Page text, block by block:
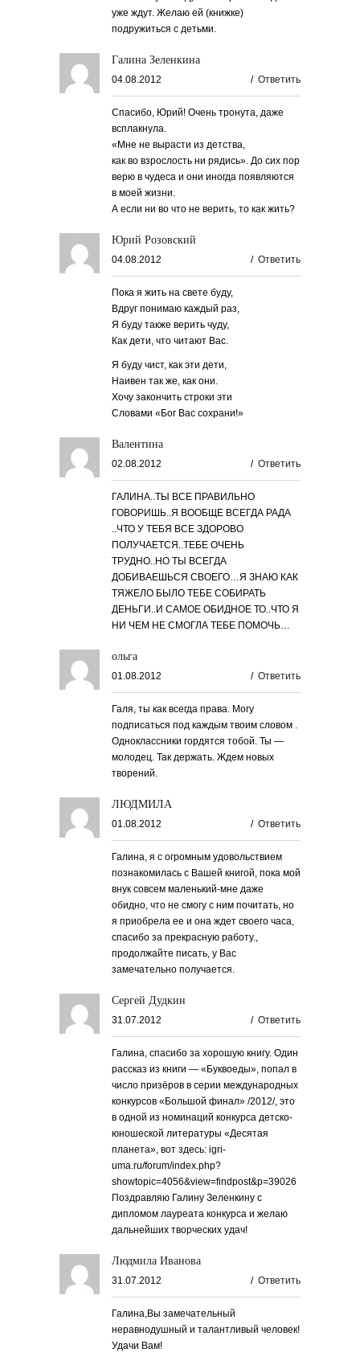
уже ждут. Желаю ей (книжке)
подружиться с детьми.
Галина Зеленкина
04.08.2012 / Ответить
Спасибо, Юрий! Очень тронута, даже
всплакнула.
«Мне не вырасти из детства,
как во взрослость ни рядись». До сих пор
верю в чудеса и они иногда появляются
в моей жизни.
А если ни во что не верить, то как жить?
Юрий Розовский
04.08.2012 / Ответить
Пока я жить на свете буду,
Вдруг понимаю каждый раз,
Я буду также верить чуду,
Как дети, что читают Вас.
Я буду чист, как эти дети,
Наивен так же, как они.
Хочу закончить строки эти
Словами «Бог Вас сохрани!»
Валентина
02.08.2012 / Ответить
ГАЛИНА..ТЫ ВСЕ ПРАВИЛЬНО
ГОВОРИШЬ..Я ВООБЩЕ ВСЕГДА РАДА
..ЧТО У ТЕБЯ ВСЕ ЗДОРОВО
ПОЛУЧАЕТСЯ..ТЕБЕ ОЧЕНЬ
ТРУДНО..НО ТЫ ВСЕГДА
ДОБИВАЕШЬСЯ СВОЕГО…Я ЗНАЮ КАК
ТЯЖЕЛО БЫЛО ТЕБЕ СОБИРАТЬ
ДЕНЬГИ..И САМОЕ ОБИДНОЕ ТО..ЧТО Я
НИ ЧЕМ НЕ СМОГЛА ТЕБЕ ПОМОЧЬ…
ольга
01.08.2012 / Ответить
Галя, ты как всегда права. Могу
подписаться под каждым твоим словом .
Одноклассники гордятся тобой. Ты —
молодец. Так держать. Ждем новых
творений.
ЛЮДМИЛА
01.08.2012 / Ответить
Галина, я с огромным удовольствием
познакомилась с Вашей книгой, пока мой
внук совсем маленький-мне даже
обидно, что не смогу с ним почитать, но
я приобрела ее и она ждет своего часа,
спасибо за прекрасную работу.,
продолжайте писать, у Вас
замечательно получается.
Сергей Дудкин
31.07.2012 / Ответить
Галина, спасибо за хорошую книгу. Один
рассказ из книги — «Буквоеды», попал в
число призёров в серии международных
конкурсов «Большой финал» /2012/, это
в одной из номинаций конкурса детско-
юношеской литературы «Десятая
планета», вот здесь: igri-
uma.ru/forum/index.php?
showtopic=4056&view=findpost&p=39026
Поздравляю Галину Зеленкину с
дипломом лауреата конкурса и желаю
дальнейших творческих удач!
Людмила Иванова
31.07.2012 / Ответить
Галина,Вы замечательный
неравнодушный и талантливый человек!
Удачи Вам!